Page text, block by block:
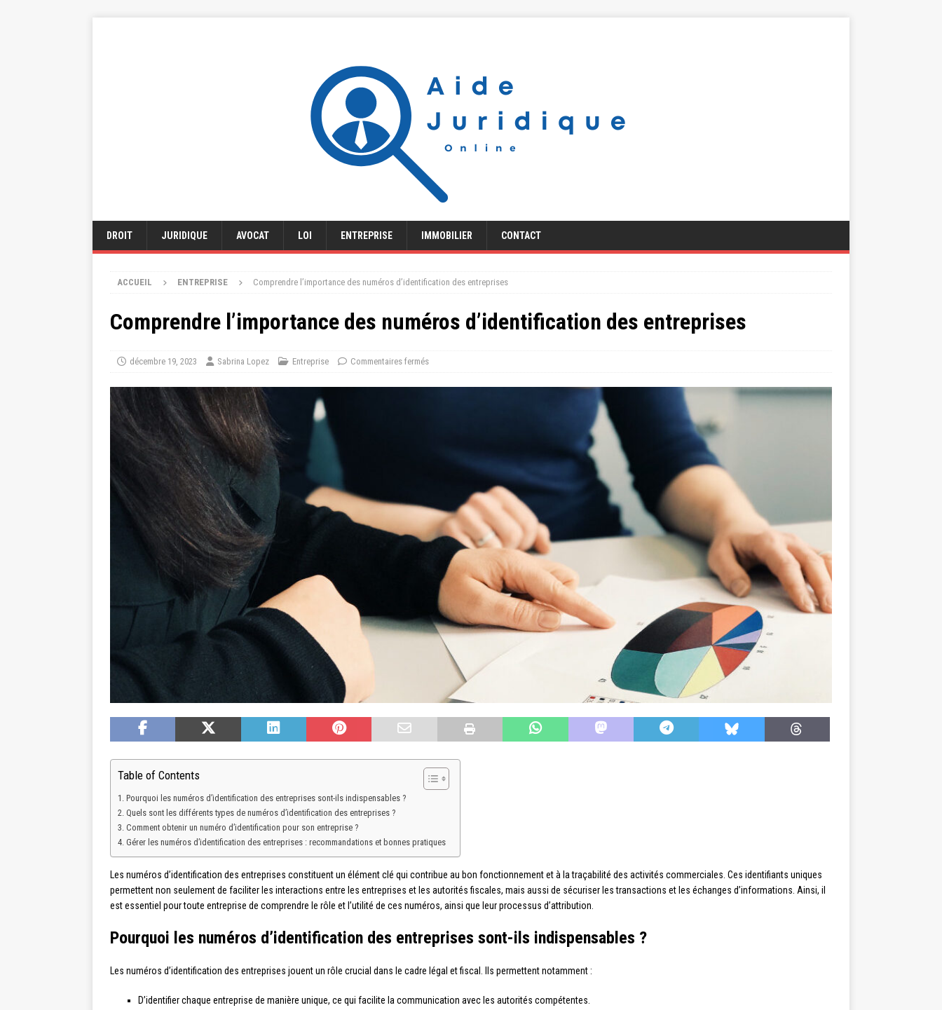
DROIT JURIDIQUE AVOCAT LOI ENTREPRISE IMMOBILIER CONTACT
ACCUEIL ENTREPRISE Comprendre l’importance des numéros d’identification des entreprises
Comprendre l’importance des numéros d’identification des entreprises
décembre 19, 2023 Sabrina Lopez Entreprise Commentaires fermés
Table of Contents
Pourquoi les numéros d’identification des entreprises sont-ils indispensables ?
Quels sont les différents types de numéros d’identification des entreprises ?
Comment obtenir un numéro d’identification pour son entreprise ?
Gérer les numéros d’identification des entreprises : recommandations et bonnes pratiques
Les numéros d’identification des entreprises constituent un élément clé qui contribue au bon fonctionnement et à la traçabilité des activités commerciales. Ces identifiants uniques
permettent non seulement de faciliter les interactions entre les entreprises et les autorités fiscales, mais aussi de sécuriser les transactions et les échanges d’informations. Ainsi, il
est essentiel pour toute entreprise de comprendre le rôle et l’utilité de ces numéros, ainsi que leur processus d’attribution.
Pourquoi les numéros d’identification des entreprises sont-ils indispensables ?
Les numéros d’identification des entreprises jouent un rôle crucial dans le cadre légal et fiscal. Ils permettent notamment :
D’identifier chaque entreprise de manière unique, ce qui facilite la communication avec les autorités compétentes.